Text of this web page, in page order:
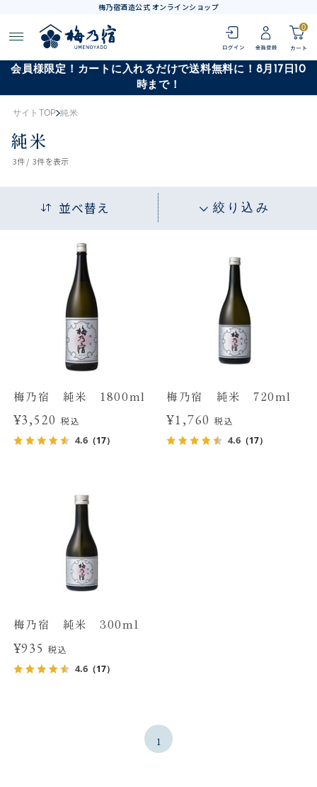
梅乃宿酒造公式 オンラインショップ
0
会員様限定！カートに入れるだけで送料無料に！8月17日10
時まで！
サイトTOP 純米
純米
3件 / 3件を表示
並べ替え 絞り込み
梅乃宿 純米 1800ml
¥3,520税込
4.6（17）
梅乃宿 純米 720ml
¥1,760 税込
4.6 （17）
梅乃宿 純米 300ml
¥935税込
4.6（17）
1